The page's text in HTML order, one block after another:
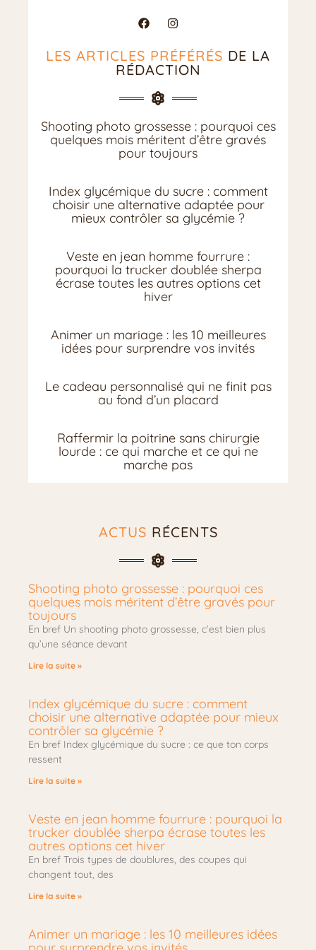
LES ARTICLES PRÉFÉRÉS DE LA
RÉDACTION
Shooting photo grossesse : pourquoi ces
quelques mois méritent d’être gravés
pour toujours
Index glycémique du sucre : comment
choisir une alternative adaptée pour
mieux contrôler sa glycémie ?
Veste en jean homme fourrure :
pourquoi la trucker doublée sherpa
écrase toutes les autres options cet
hiver
Animer un mariage : les 10 meilleures
idées pour surprendre vos invités
Le cadeau personnalisé qui ne finit pas
au fond d’un placard
Raffermir la poitrine sans chirurgie
lourde : ce qui marche et ce qui ne
marche pas
ACTUS RÉCENTS
Shooting photo grossesse : pourquoi ces
quelques mois méritent d’être gravés pour
toujours
En bref Un shooting photo grossesse, c’est bien plus
qu’une séance devant
Lire la suite »
Index glycémique du sucre : comment
choisir une alternative adaptée pour mieux
contrôler sa glycémie ?
En bref Index glycémique du sucre : ce que ton corps
ressent
Lire la suite »
Veste en jean homme fourrure : pourquoi la
trucker doublée sherpa écrase toutes les
autres options cet hiver
En bref Trois types de doublures, des coupes qui
changent tout, des
Lire la suite »
Animer un mariage : les 10 meilleures idées